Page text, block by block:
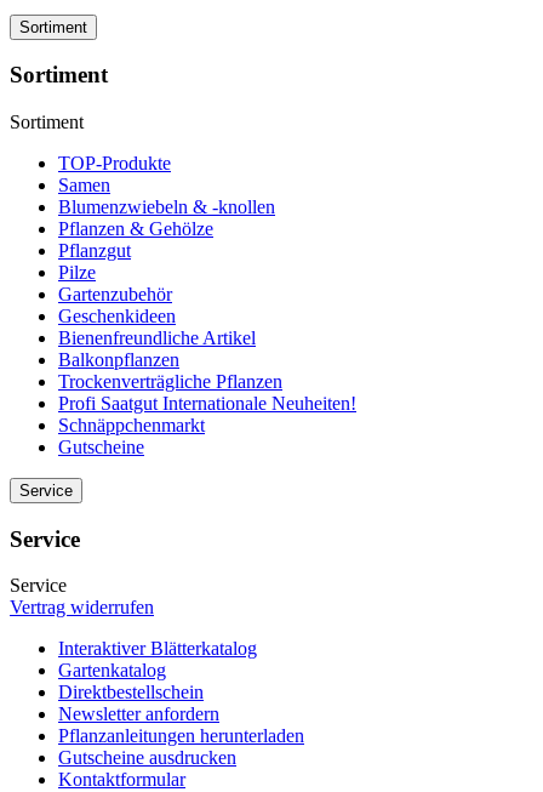
Sortiment
Sortiment
Sortiment
TOP-Produkte
Samen
Blumenzwiebeln & -knollen
Pflanzen & Gehölze
Pflanzgut
Pilze
Gartenzubehör
Geschenkideen
Bienenfreundliche Artikel
Balkonpflanzen
Trockenverträgliche Pflanzen
Profi Saatgut Internationale Neuheiten!
Schnäppchenmarkt
Gutscheine
Service
Service
Service
Vertrag widerrufen
Interaktiver Blätterkatalog
Gartenkatalog
Direktbestellschein
Newsletter anfordern
Pflanzanleitungen herunterladen
Gutscheine ausdrucken
Kontaktformular